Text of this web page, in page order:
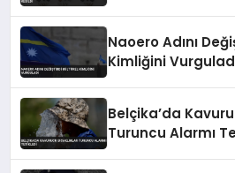
Naoero Adını
Kimliğini
Belçika’da
Turuncu Alarmı